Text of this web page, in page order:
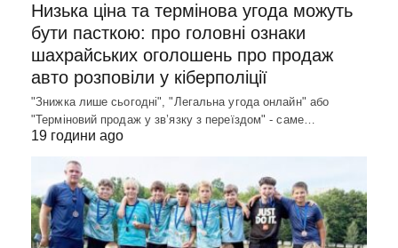
Низька ціна та термінова угода можуть
бути пасткою: про головні ознаки
шахрайських оголошень про продаж
авто розповіли у кіберполіції
"Знижка лише сьогодні", "Легальна угода онлайн" або
"Терміновий продаж у зв’язку з переїздом" - саме…
19 години ago